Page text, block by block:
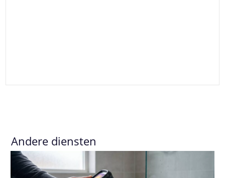
Andere diensten